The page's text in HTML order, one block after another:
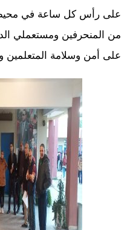
على رأس كل ساعة في محيط
من المنحرفين ومستعملي
على أمن وسلامة المتعلمين